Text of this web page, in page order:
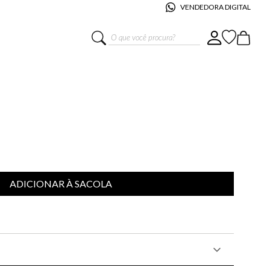
VENDEDORA DIGITAL
O que você procura?
LIS CASA CIRCO
ADICIONAR À SACOLA